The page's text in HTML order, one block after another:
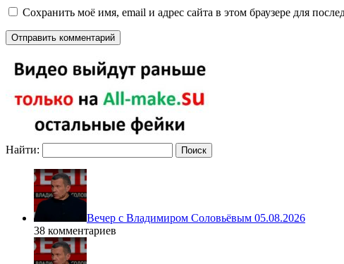
Сохранить моё имя, email и адрес сайта в этом браузере для
Найти:
Вечер с Владимиром Соловьёвым 05.08.2026
38 комментариев